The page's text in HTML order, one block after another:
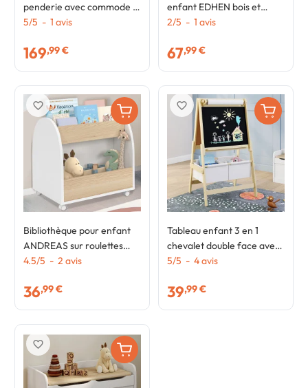
penderie avec commode 3
tiroirs 100 cm modulable
5/5 - 1 avis
169,99 €
enfant EDHEN bois et
cannage 3 tiroirs cubes sur
2/5 - 1 avis
67,99 €
Bibliothèque pour enfant
ANDREAS sur roulettes
hêtre et blanc
4.5/5 - 2 avis
36,99 €
favorite_border
Tableau enfant 3 en 1
chevalet double face avec
rouleau de papier et 2
5/5 - 4avis
39,99 €
favorite_border
favorite_border